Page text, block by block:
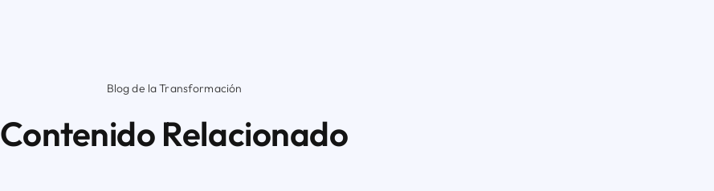
Blog de la Transformación
Contenido Relacionado